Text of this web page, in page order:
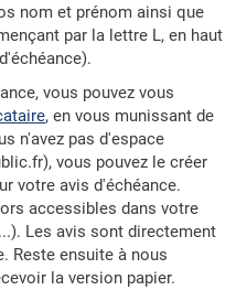
nom et prénom ainsi que
par la lettre L, en haut
vous pouvez vous
, en vous munissant de
n'avez pas d'espace
vous pouvez le créer
votre avis d'échéance.
accessibles dans votre
Les avis sont directement
Reste ensuite à nous
la version papier.